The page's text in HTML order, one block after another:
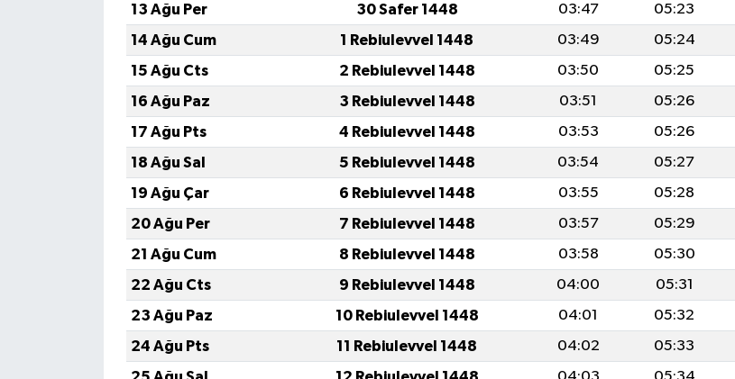
13 Ağu Per
30 Safer 1448 03:47 05:23
14 Ağu Cum
1 Rebiulevvel 1448 03:49 05:24
15 Ağu Cts
2 Rebiulevvel 1448 03:50 05:25
16 Ağu Paz
3 Rebiulevvel 1448 03:51 05:26
17 Ağu Pts
4 Rebiulevvel 1448 03:53 05:26
18 Ağu Sal
5 Rebiulevvel 1448 03:54 05:27
19 Ağu Çar
6 Rebiulevvel 1448 03:55 05:28
20 Ağu Per
7 Rebiulevvel 1448 03:57 05:29
21 Ağu Cum
8 Rebiulevvel 1448 03:58 05:30
22 Ağu Cts
9 Rebiulevvel 1448 04:00 05:31
23 Ağu Paz
10 Rebiulevvel 1448 04:01 05:32
24 Ağu Pts
11 Rebiulevvel 1448 04:02 05:33